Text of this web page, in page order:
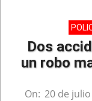
Dos
un robo
On: 20 de